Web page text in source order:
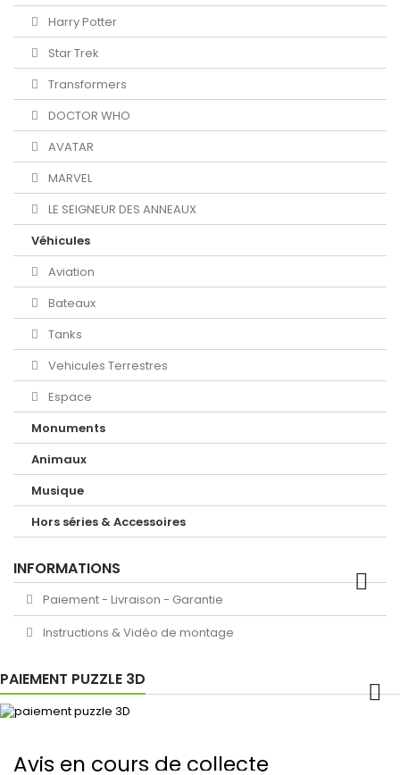
Harry Potter
Star Trek
Transformers
DOCTOR WHO
AVATAR
MARVEL
LE SEIGNEUR DES ANNEAUX
Véhicules
Aviation
Bateaux
Tanks
Vehicules Terrestres
Espace
Monuments
Animaux
Musique
Hors séries & Accessoires
INFORMATIONS
Paiement - Livraison - Garantie
Instructions & Vidéo de montage
PAIEMENT PUZZLE 3D
Avis en cours de collecte